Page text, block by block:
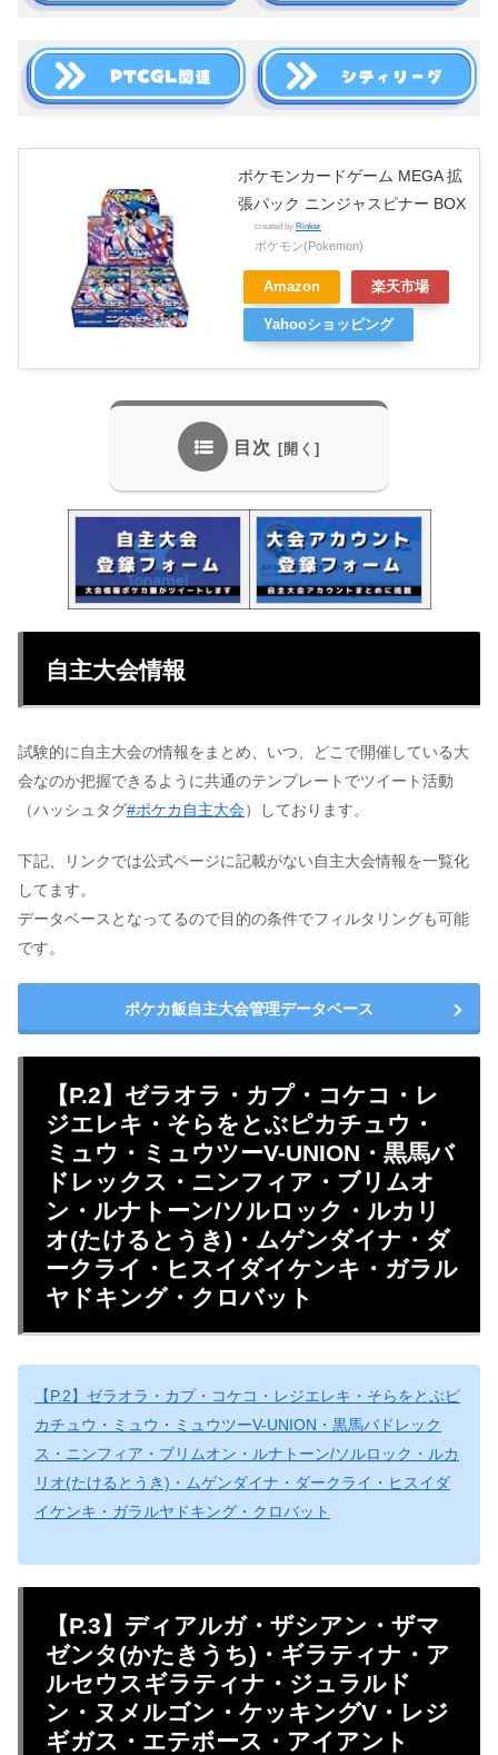
ポケモンカードゲーム MEGA 拡
張パック ニンジャスピナー BOX
created by Rinker
ポケモン(Pokemon)
Amazon 楽天市場
Yahooショッピング
目次
自主大会情報
試験的に自主大会の情報をまとめ、いつ、どこで開催している大
会なのか把握できるように共通のテンプレートでツイート活動
（ハッシュタグ#ポケカ自主大会）しております。
下記、リンクでは公式ページに記載がない自主大会情報を一覧化
してます。
データベースとなってるので目的の条件でフィルタリングも可能
です。
ポケカ飯自主大会管理データベース
【P.2】ゼラオラ・カプ・コケコ・レ
ジエレキ・そらをとぶピカチュウ・
ミュウ・ミュウツーV-UNION・黒馬バ
ドレックス・ニンフィア・ブリムオ
ン・ルナトーン/ソルロック・ルカリ
オ(たけるとうき)・ムゲンダイナ・ダ
ークライ・ヒスイダイケンキ・ガラル
ヤドキング・クロバット
【P.2】ゼラオラ・カプ・コケコ・レジエレキ・そらをとぶピ
カチュウ・ミュウ・ミュウツーV-UNION・黒馬バドレック
ス・ニンフィア・ブリムオン・ルナトーン/ソルロック・ルカ
リオ(たけるとうき)・ムゲンダイナ・ダークライ・ヒスイダ
イケンキ・ガラルヤドキング・クロバット
【P.3】ディアルガ・ザシアン・ザマ
ゼンタ(かたきうち)・ギラティナ・ア
ルセウスギラティナ・ジュラルド
ン・ヌメルゴン・ケッキングV・レジ
ギガス・エテボース・アイアント